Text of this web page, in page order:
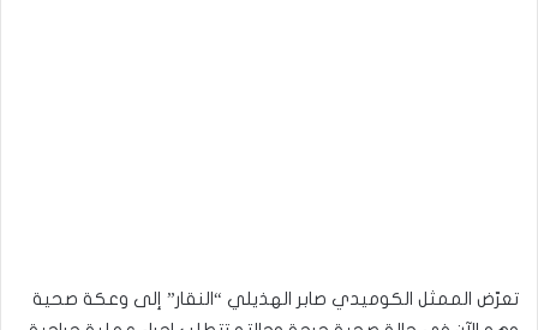
تعرّض الممثل الكوميدي صابر الهذيلي “النقار” إلى وعكة صحية